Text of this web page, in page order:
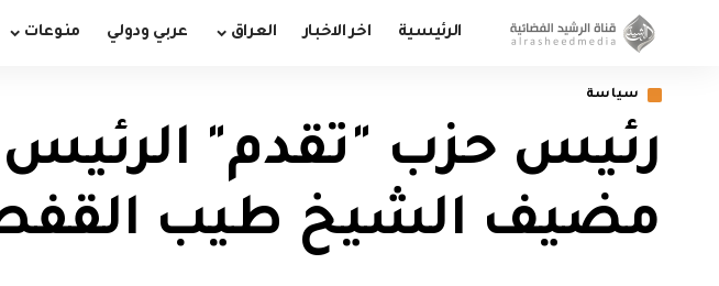
الرئيسية اخر الاخبار العراق عربي ودولي منوعات
سياسة
رئيس حزب "تقدم"
مضيف الشيخ طيب